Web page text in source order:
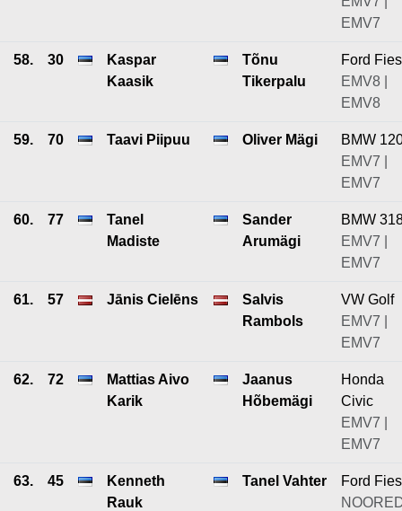
EMV7
58. 30
Kaspar
Kaasik
Tõnu
Tikerpalu
Ford
EMV8 |
EMV8
59. 70 Taavi Piipuu Oliver Mägi
BMW
EMV7 |
EMV7
60. 77
Tanel
Madiste
Sander
Arumägi
BMW
EMV7 |
EMV7
61. 57 Jānis Cielēns
Salvis
Rambols
VW Golf
EMV7 |
EMV7
62. 72
Mattias Aivo
Karik
Jaanus
Hõbemägi
Honda
Civic
EMV7 |
EMV7
63. 45
Kenneth
Rauk
Tanel Vahter
Ford